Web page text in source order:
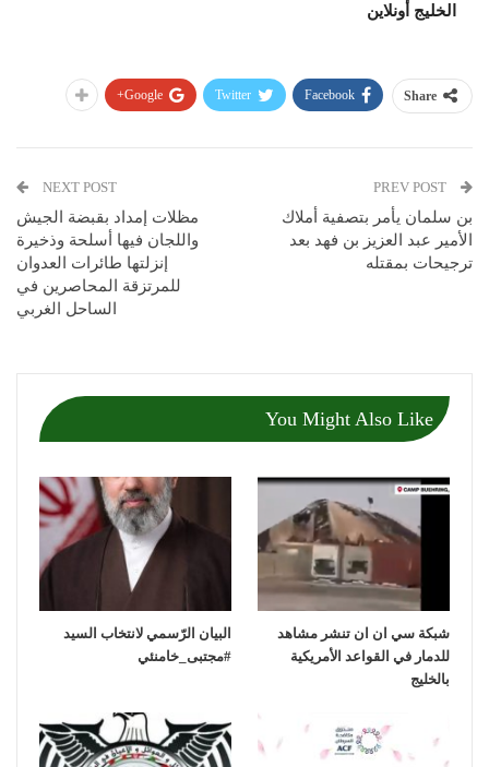
الخليج أونلاين
Share
Facebook
Twitter
Google+
بن سلمان يأمر بتصفية أملاك
الأمير عبد العزيز بن فهد بعد
ترجيحات بمقتله
NEXT POST
مظلات إمداد بقبضة الجيش
واللجان فيها أسلحة وذخيرة
إنزلتها طائرات العدوان
للمرتزقة المحاصرين في
الساحل الغربي
You Might Also Like
شبكة سي ان ان تنشر مشاهد
للدمار في القواعد الأمريكية
بالخليج
‏البيان الرّسمي لانتخاب السيد